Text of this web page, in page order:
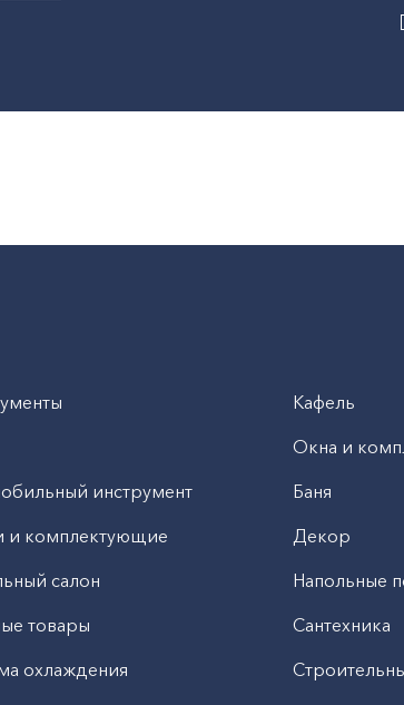
Кафель
Окна и
инструмент
Баня
и комплектующие
Декор
салон
Напольные
товары
Сантехника
охлаждения